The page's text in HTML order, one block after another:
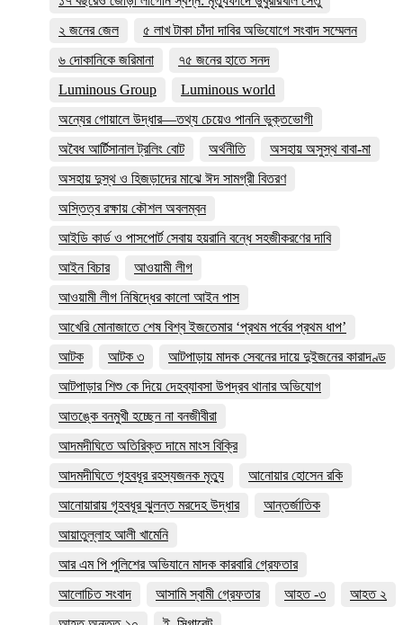
২ জনের জেল
৫ লাখ টাকা চাঁদা দাবির অভিযোগে সংবাদ সম্মেলন
৬ দোকানিকে জরিমানা
৭৫ জনের হাতে সনদ
Luminous Group
Luminous world
অন্যের গোয়ালে উদ্ধার—তথ্য চেয়েও পাননি ভুক্তভোগী
অবৈধ আর্টিসানাল ট্রলিং বোট
অর্থনীতি
অসহায় অসুস্থ বাবা-মা
অসহায় দুস্থ ও হিজড়াদের মাঝে ঈদ সামগ্রী বিতরণ
অস্তিত্ব রক্ষায় কৌশল অবলম্বন
আইডি কার্ড ও পাসপোর্ট সেবায় হয়রানি বন্ধে সহজীকরণের দাবি
আইন বিচার
আওয়ামী লীগ
আওয়ামী লীগ নিষিদ্ধের কালো আইন পাস
আখেরি মোনাজাতে শেষ বিশ্ব ইজতেমার ‘প্রথম পর্বের প্রথম ধাপ’
আটক
আটক ৩
আটপাড়ায় মাদক সেবনের দায়ে দুইজনের কারাদণ্ড
আটপাড়ার শিশু কে দিয়ে দেহব্যাবসা উপদ্রব থানার অভিযোগ
আতঙ্কে বনমুখী হচ্ছেন না বনজীবীরা
আদমদীঘিতে অতিরিক্ত দামে মাংস বিক্রি
আদমদীঘিতে গৃহবধূর রহস্যজনক মৃত্যু
আনোয়ার হোসেন রকি
আনোয়ারায় গৃহবধূর ঝুলন্ত মরদেহ উদ্ধার
আন্তর্জাতিক
আয়াতুল্লাহ আলী খামেনি
আর এম পি পুলিশের অভিযানে মাদক কারবারি গ্রেফতার
আলোচিত সংবাদ
আসামি স্বামী গ্রেফতার আহত -৩
আহত ২